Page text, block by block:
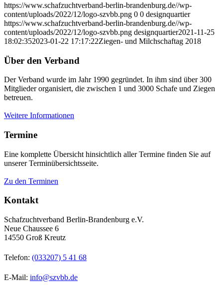
https://www.schafzuchtverband-berlin-brandenburg.de//wp-
content/uploads/2022/12/logo-szvbb.png 0 0 designquartier
https://www.schafzuchtverband-berlin-brandenburg.de//wp-
content/uploads/2022/12/logo-szvbb.png designquartier2021-11-25
18:02:352023-01-22 17:17:22Ziegen- und Milchschaftag 2018
Über den Verband
Der Verband wurde im Jahr 1990 gegründet. In ihm sind über 300
Mitglieder organisiert, die zwischen 1 und 3000 Schafe und Ziegen
betreuen.
Weitere Informationen
Termine
Eine komplette Übersicht hinsichtlich aller Termine finden Sie auf
unserer Terminübersichtsseite.
Zu den Terminen
Kontakt
Schafzuchtverband Berlin-Brandenburg e.V.
Neue Chaussee 6
14550 Groß Kreutz
Telefon: (033207) 5 41 68
E-Mail: info@szvbb.de